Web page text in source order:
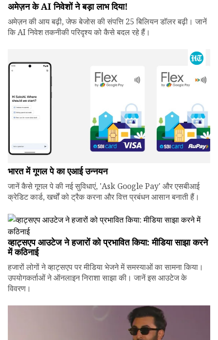
अमेज़न के AI निवेशों ने बड़ा लाभ दिया!
अमेज़न की आय बढ़ी, जेफ बेजोस की संपत्ति 25 बिलियन डॉलर बढ़ी। जानें
कि AI निवेश तकनीकी परिदृश्य को कैसे बदल रहे हैं।
भारत में गूगल पे का एआई उन्नयन
जानें कैसे गूगल पे की नई सुविधाएं, 'Ask Google Pay' और एसबीआई
क्रेडिट कार्ड, खर्चों को ट्रैक करना और वित्त प्रबंधन आसान बनाती हैं।
व्हाट्सएप आउटेज ने हजारों को प्रभावित किया: मीडिया साझा करने
में कठिनाई
हजारों लोगों ने व्हाट्सएप पर मीडिया भेजने में समस्याओं का सामना किया।
उपयोगकर्ताओं ने ऑनलाइन निराशा साझा की। जानें इस आउटेज के
विवरण।